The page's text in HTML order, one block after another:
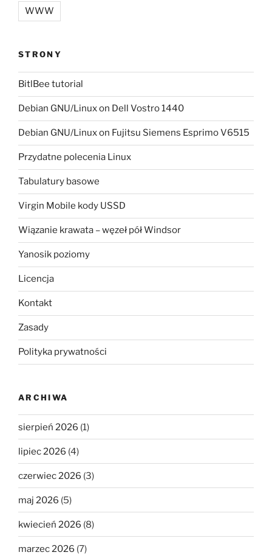
WWW
STRONY
BitlBee tutorial
Debian GNU/Linux on Dell Vostro 1440
Debian GNU/Linux on Fujitsu Siemens Esprimo V6515
Przydatne polecenia Linux
Tabulatury basowe
Virgin Mobile kody USSD
Wiązanie krawata – węzeł pół Windsor
Yanosik poziomy
Licencja
Kontakt
Zasady
Polityka prywatności
ARCHIWA
sierpień 2026 (1)
lipiec 2026 (4)
czerwiec 2026 (3)
maj 2026 (5)
kwiecień 2026 (8)
marzec 2026 (7)